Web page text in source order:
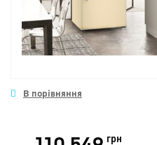
грн